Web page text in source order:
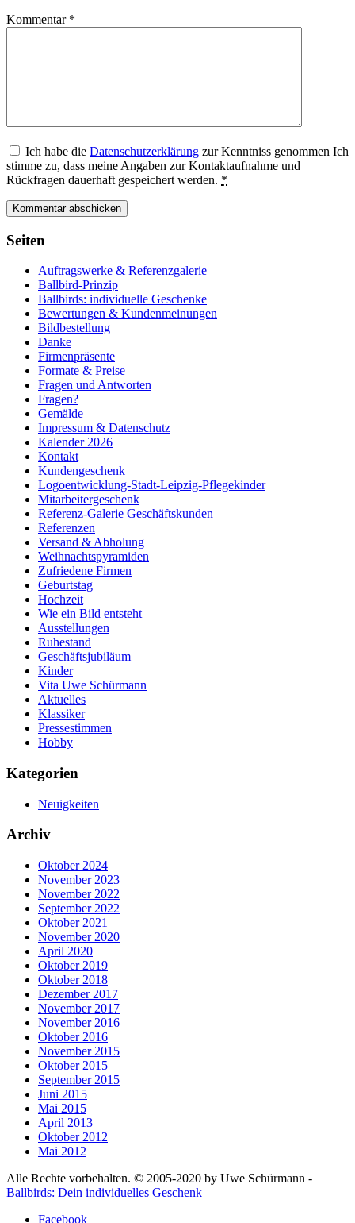
Kommentar *
Ich habe die Datenschutzerklärung zur Kenntniss genommen Ich
stimme zu, dass meine Angaben zur Kontaktaufnahme und
Rückfragen dauerhaft gespeichert werden. *
Seiten
Auftragswerke & Referenzgalerie
Ballbird-Prinzip
Ballbirds: individuelle Geschenke
Bewertungen & Kundenmeinungen
Bildbestellung
Danke
Firmenpräsente
Formate & Preise
Fragen und Antworten
Fragen?
Gemälde
Impressum & Datenschutz
Kalender 2026
Kontakt
Kundengeschenk
Logoentwicklung-Stadt-Leipzig-Pflegekinder
Mitarbeitergeschenk
Referenz-Galerie Geschäftskunden
Referenzen
Versand & Abholung
Weihnachtspyramiden
Zufriedene Firmen
Geburtstag
Hochzeit
Wie ein Bild entsteht
Ausstellungen
Ruhestand
Geschäftsjubiläum
Kinder
Vita Uwe Schürmann
Aktuelles
Klassiker
Pressestimmen
Hobby
Kategorien
Neuigkeiten
Archiv
Oktober 2024
November 2023
November 2022
September 2022
Oktober 2021
November 2020
April 2020
Oktober 2019
Oktober 2018
Dezember 2017
November 2017
November 2016
Oktober 2016
November 2015
Oktober 2015
September 2015
Juni 2015
Mai 2015
April 2013
Oktober 2012
Mai 2012
Alle Rechte vorbehalten. © 2005-2020 by Uwe Schürmann -
Ballbirds: Dein individuelles Geschenk
Facebook